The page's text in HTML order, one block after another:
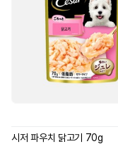
시저 파우치 닭고기 70g